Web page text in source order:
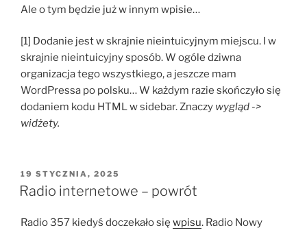
Ale o tym będzie już w innym wpisie…
[1] Dodanie jest w skrajnie nieintuicyjnym miejscu. I w
skrajnie nieintuicyjny sposób. W ogóle dziwna
organizacja tego wszystkiego, a jeszcze mam
WordPressa po polsku… W każdym razie skończyło się
dodaniem kodu HTML w sidebar. Znaczy wygląd ->
widżety.
OPUBLIKOWANE
W
19 STYCZNIA, 2025
Radio internetowe – powrót
Radio 357 kiedyś doczekało się wpisu. Radio Nowy